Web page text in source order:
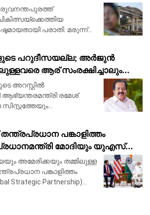
പരാതി
പരാതി. മരുന്ന്
തിരുവനന്തപുരം
പറുദീസയല്ല; അർജുൻ
ആര് സംരക്ഷിച്ചാലും
ചെന്നിത്തല
അറസ്റ്റിൽ
രമേശ്
ഇതാണ് അനുഭവം.
പങ്കാളിത്തം
മോദിയും യുഎസ്
ജെ.ഡി. വാൻസും ചർച്ച നടത്തി
അമേരിക്കയും തമ്മിലുള്ള
പങ്കാളിത്തം
Strategic Partnership)
പ്രധാനമന്ത്രി